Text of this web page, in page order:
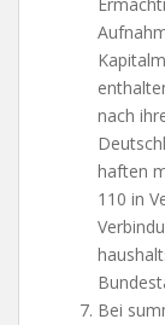
nach
haften
110 in
Bei